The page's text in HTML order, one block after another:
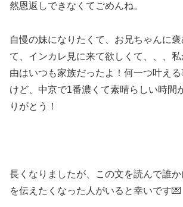
然恩返しできなくてごめんね。
自慢の妹になりたくて、お兄ちゃんに褒
て、インカレ見に来て欲しくて、、、私
由はいつも家族だったよ！何一つ叶え
けど、中京で1番濃くて素晴らしい時間
りがとう！
長くなりましたが、この文を読んで誰か
を伝えたくなった人がいると幸いです💌